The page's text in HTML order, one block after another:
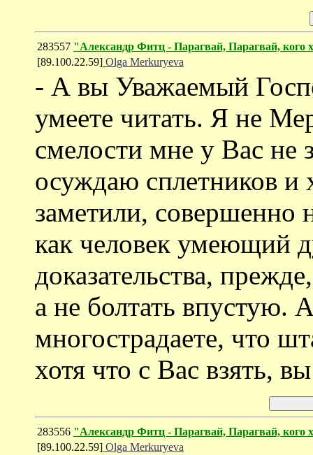
283557 "Александр Фитц - Парагвай, Парагвай, кого
[89.100.22.59] Olga Merkuryeva
- А вы Уважаемый
умеете читать. Я не
смелости мне у Вас не
осуждаю сплетников и
заметили, совершенно
как человек умеющий
доказательства,
а не болтать впустую.
многострадаете, что
хотя что с Вас взять,
283556 "Александр Фитц - Парагвай, Парагвай, кого
[89.100.22.59] Olga Merkuryeva